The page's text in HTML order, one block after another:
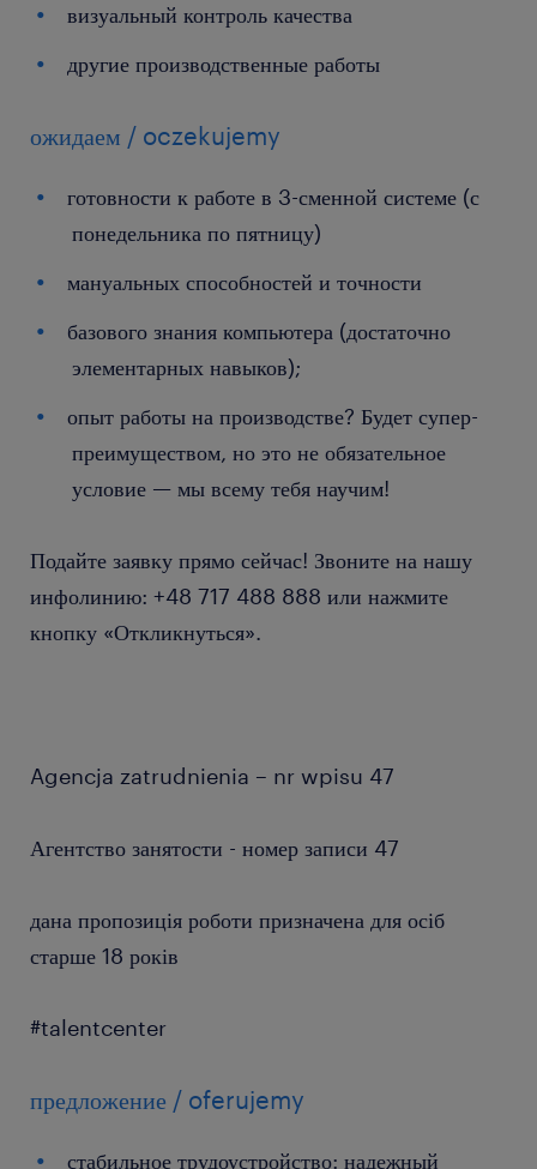
визуальный контроль качества
другие производственные работы
ожидаем / oczekujemy
готовности к работе в 3-сменной системе (с
понедельника по пятницу)
мануальных способностей и точности
базового знания компьютера (достаточно
элементарных навыков);
опыт работы на производстве? Будет супер-
преимуществом, но это не обязательное
условие — мы всему тебя научим!
Подайте заявку прямо сейчас! Звоните на нашу
инфолинию: +48 717 488 888 или нажмите
кнопку «Откликнуться».
Agencja zatrudnienia – nr wpisu 47
Агентство занятости - номер записи 47
дана пропозиція роботи призначена для осіб
старше 18 років
#talentcenter
предложение / oferujemy
стабильное трудоустройство: надежный